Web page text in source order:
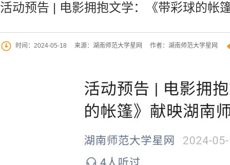
活动预告 | 电影拥抱文学：《带彩球的帐
时间：2024-05-18 来源：湖南师范大学星网 作者：湖南师范大学星网